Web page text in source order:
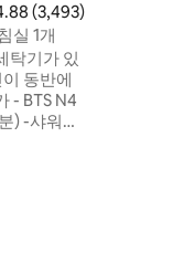
4.88점(5점 만점), 후
(3,493)
실 1개
탁기가 있
- BTS N4
,